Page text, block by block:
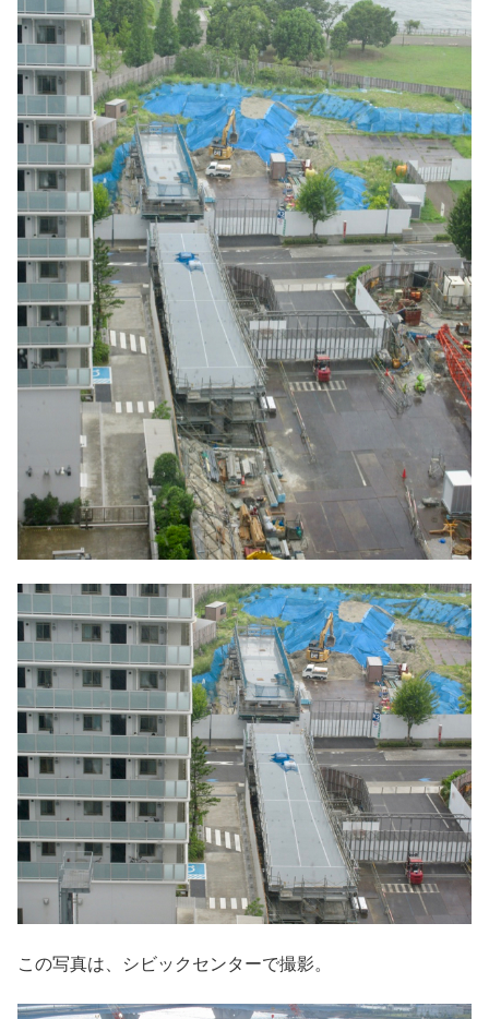
この写真は、シビックセンターで撮影。